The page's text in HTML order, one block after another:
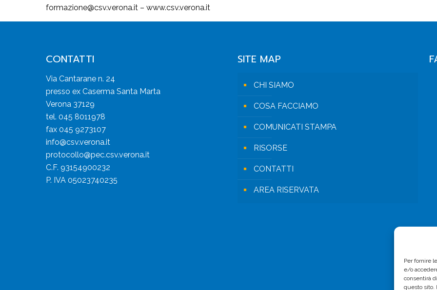
Per fornire
e/o
consentirà
questo sito.
formazione@csv.verona.it – www.csv.verona.it
CONTATTI
Via Cantarane n. 24
presso ex Caserma Santa Marta
Verona 37129
tel. 045 8011978
fax 045 9273107
info@csv.verona.it
protocollo@pec.csv.verona.it
C.F. 93154900232
P. IVA 05023740235
SITE MAP
CHI SIAMO
COSA FACCIAMO
COMUNICATI STAMPA
RISORSE
CONTATTI
AREA RISERVATA